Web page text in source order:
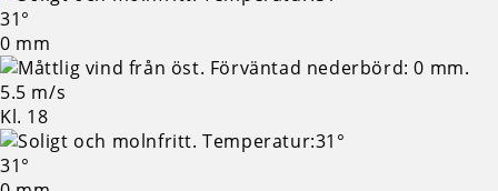
31°
0 mm
5.5 m/s
Kl. 18
31°